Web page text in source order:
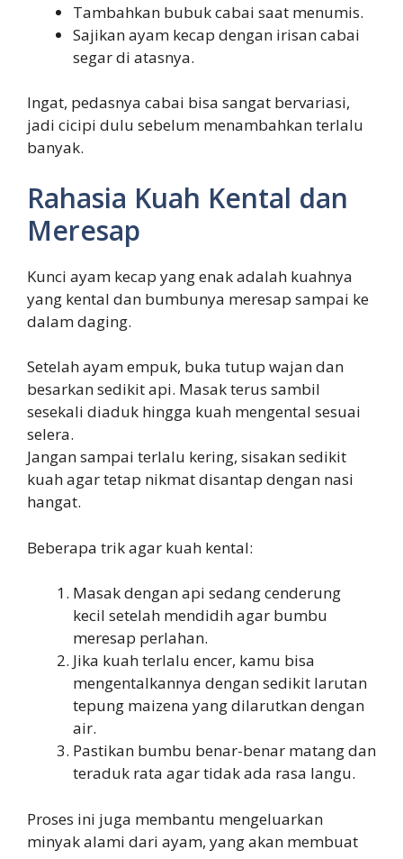
Tambahkan bubuk cabai saat menumis.
Sajikan ayam kecap dengan irisan cabai
segar di atasnya.
Ingat, pedasnya cabai bisa sangat bervariasi,
jadi cicipi dulu sebelum menambahkan terlalu
banyak.
Rahasia Kuah Kental dan
Meresap
Kunci ayam kecap yang enak adalah kuahnya
yang kental dan bumbunya meresap sampai ke
dalam daging.
Setelah ayam empuk, buka tutup wajan dan
besarkan sedikit api. Masak terus sambil
sesekali diaduk hingga kuah mengental sesuai
selera.
Jangan sampai terlalu kering, sisakan sedikit
kuah agar tetap nikmat disantap dengan nasi
hangat.
Beberapa trik agar kuah kental:
Masak dengan api sedang cenderung
kecil setelah mendidih agar bumbu
meresap perlahan.
Jika kuah terlalu encer, kamu bisa
mengentalkannya dengan sedikit larutan
tepung maizena yang dilarutkan dengan
air.
Pastikan bumbu benar-benar matang dan
teraduk rata agar tidak ada rasa langu.
Proses ini juga membantu mengeluarkan
minyak alami dari ayam, yang akan membuat